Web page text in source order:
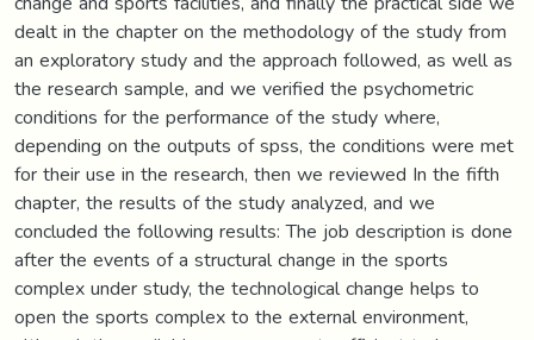
dealt in the chapter on the methodology of the study from
an exploratory study and the approach followed, as well as
the research sample, and we verified the psychometric
conditions for the performance of the study where,
depending on the outputs of spss, the conditions were met
for their use in the research, then we reviewed In the fifth
chapter, the results of the study analyzed, and we
concluded the following results: The job description is done
after the events of a structural change in the sports
complex under study, the technological change helps to
open the sports complex to the external environment,